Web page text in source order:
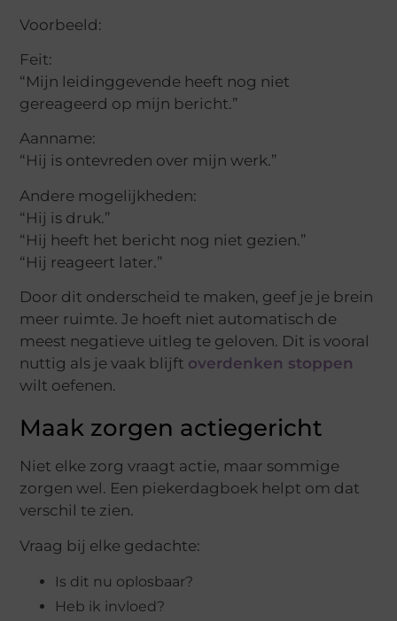
Voorbeeld:
Feit:
“Mijn leidinggevende heeft nog niet
gereageerd op mijn bericht.”
Aanname:
“Hij is ontevreden over mijn werk.”
Andere mogelijkheden:
“Hij is druk.”
“Hij heeft het bericht nog niet gezien.”
“Hij reageert later.”
Door dit onderscheid te maken, geef je je brein
meer ruimte. Je hoeft niet automatisch de
meest negatieve uitleg te geloven. Dit is vooral
nuttig als je vaak blijft overdenken stoppen
wilt oefenen.
Maak zorgen actiegericht
Niet elke zorg vraagt actie, maar sommige
zorgen wel. Een piekerdagboek helpt om dat
verschil te zien.
Vraag bij elke gedachte:
Is dit nu oplosbaar?
Heb ik invloed?